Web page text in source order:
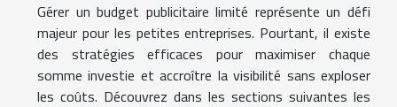
Gérer un budget publicitaire limité représente un défi
majeur pour les petites entreprises. Pourtant, il existe
des stratégies efficaces pour maximiser chaque
somme investie et accroître la visibilité sans exploser
les coûts. Découvrez dans les sections suivantes les